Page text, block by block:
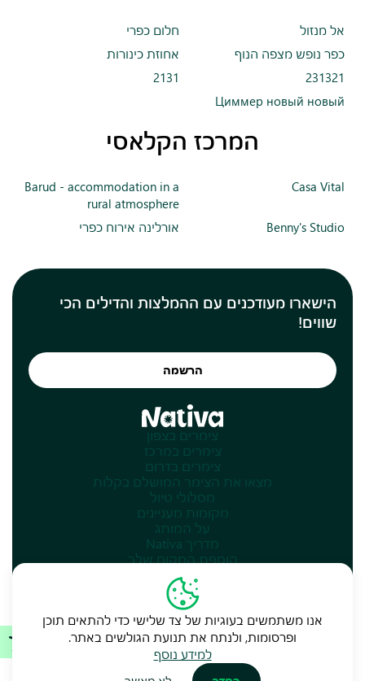
אל מנזול
חלום כפרי
כפר נופש מצפה הנוף
אחוזת כינורות
231321
2131
Циммер новый новый
המרכז הקלאסי
Casa Vital
Barud - accommodation in a
rural atmosphere
Benny's Studio
אורלינה אירוח כפרי
הישארו מעודכנים עם ההמלצות והדילים הכי
שווים!
הרשמה
צימרים בצפון
צימרים במרכז
צימרים בדרום
מצאו את הצימר המושלם בקלות
מסלולי טיול
מקומות מעניינים
על המותג
מדריך Nativa
הוספת המקום שלך
מדיניות אתר ותנאי שימוש
אנו משתמשים בעוגיות של צד שלישי כדי להתאים תוכן
ופרסומות, ולנתח את תנועת הגולשים באתר.
למידע נוסף